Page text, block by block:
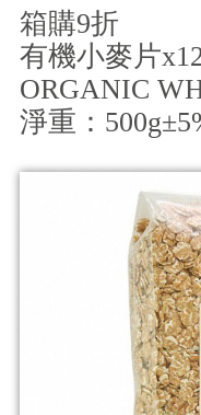
箱購9折
有機小麥片
ORGANIC
淨重：